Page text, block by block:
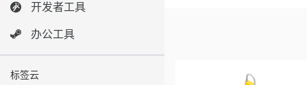
开发者工具
办公工具
标签云